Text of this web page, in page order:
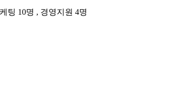
팅 10명 , 경영지원 4명